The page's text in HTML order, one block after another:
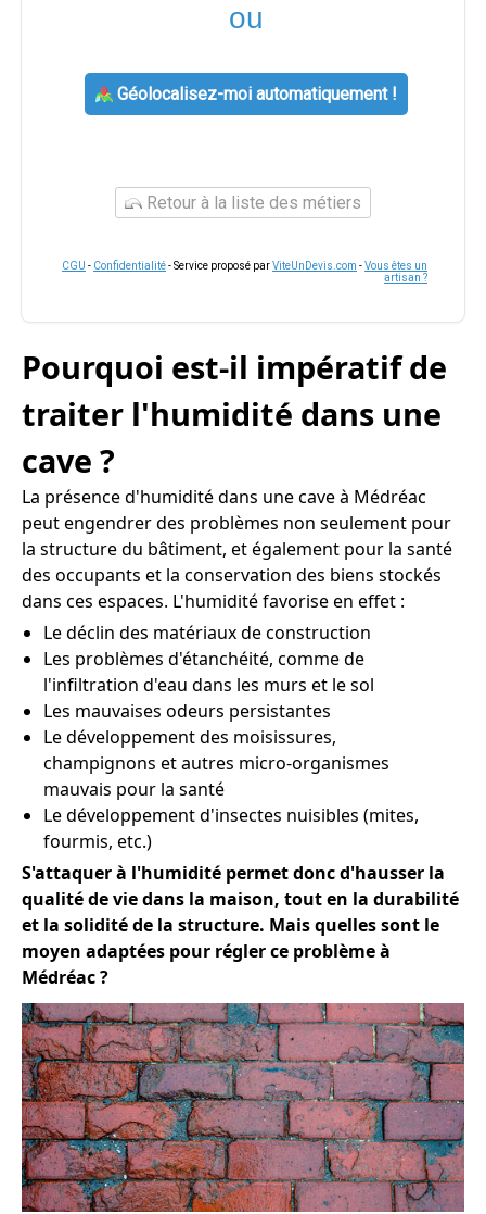
ou
Géolocalisez-moi automatiquement !
Retour à la liste des métiers
CGU - Confidentialité- Service proposé parViteUnDevis.com -Vous êtes un
artisan ?
Pourquoi est-il impératif de
traiter l'humidité dans une
cave ?
La présence d'humidité dans une cave à Médréac
peut engendrer des problèmes non seulement pour
la structure du bâtiment, et également pour la santé
des occupants et la conservation des biens stockés
dans ces espaces. L'humidité favorise en effet :
Le déclin des matériaux de construction
Les problèmes d'étanchéité, comme de
l'infiltration d'eau dans les murs et le sol
Les mauvaises odeurs persistantes
Le développement des moisissures,
champignons et autres micro-organismes
mauvais pour la santé
Le développement d'insectes nuisibles (mites,
fourmis, etc.)
S'attaquer à l'humidité permet donc d'hausser la
qualité de vie dans la maison, tout en la durabilité
et la solidité de la structure. Mais quelles sont le
moyen adaptées pour régler ce problème à
Médréac ?